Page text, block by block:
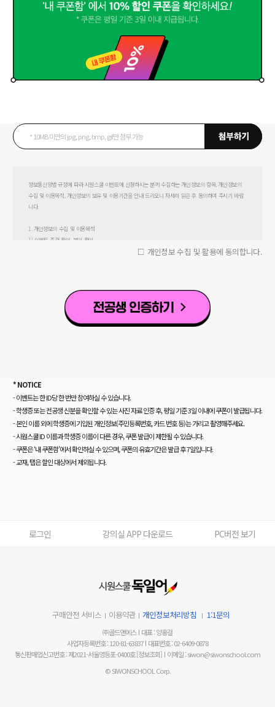
정보통신망법 규정에 따라 시원스쿨 이벤트에 신청하시는 분께 수집하는 개인정보의 항목, 개인정보의
수집 및 이용목적, 개인정보의 보유 및 이용기간을 안내 드리오니 자세히 읽은 후 동의하여 주시기 바랍
니다.
1. 개인정보의 수집 및 이용목적
1) 이벤트 조건 확인, 본인 확인
나. 개인정보 수집방법
- 이벤트 페이지에서 개인정보 수집
- 시원스쿨 회원가입 정보 수집
4. 개인정보 제공동의를 거부할 권리가 있으며 동의 거부에 따른 불이익은 없으나, 위 제공사항은 이벤트
참여에 반드시 필요한 사항으로 거부하실 경우 이벤트 신청이 불가능함을 알려드립니다.
개인정보 수집 및 활용에 동의합니다.
* NOTICE
- 이벤트는 한 ID당 한 번만 참여하실 수 있습니다.
- 학생증 또는 전공생 신분을 확인할 수 있는 사진 자료 인증 후, 평일 기준 3일 이내에 쿠폰이 발급됩니다.
- 본인 이름 외에 학생증에 기입된 개인정보(주민등록번호, 카드 번호 등)는 가리고 촬영해주세요.
- 시원스쿨 ID 이름과 학생증 이름이 다른 경우, 쿠폰 발급이 제한될 수 있습니다.
- 쿠폰은 ‘내 쿠폰함’에서 확인하실 수 있으며, 쿠폰의 유효기간은 발급 후 7일입니다.
- 교재, 탭은 할인 대상에서 제외됩니다.
로그인 강의실 APP 다운로드 PC버전 보기
구매안전 서비스 이용약관 개인정보처리방침 1:1문의
㈜골드앤에스 대표 : 양홍걸
사업자등록번호 : 120-81-63837 대표번호 : 02-6409-0878
통신판매업신고번호 : 제2021-서울영등포-0400호[정보조회] 이메일 : siwon@siwonschool.com
© SIWONSCHOOL Corp.